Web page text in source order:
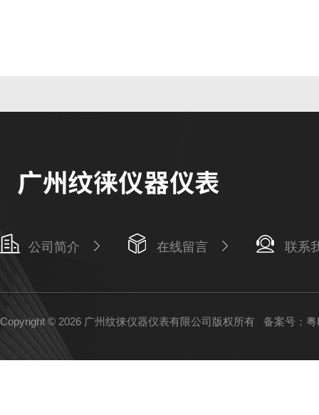
公司简介 在线留言 联系
Copyright © 2026 广州纹徕仪器仪表有限公司版权所有 备案号：